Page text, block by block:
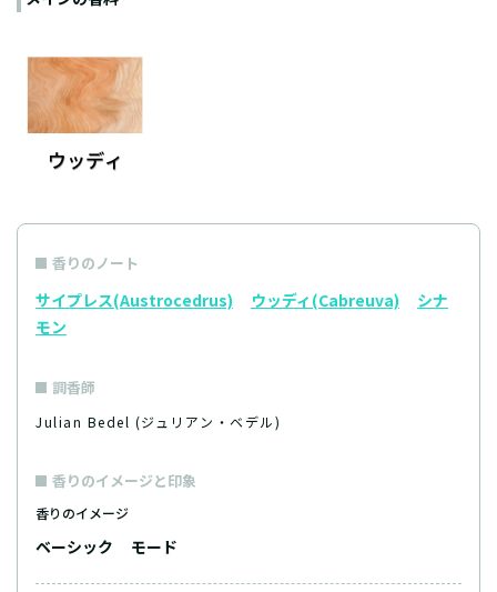
香りのノート
サイプレス(Austrocedrus) ウッディ(Cabreuva)
シナ
モン
調香師
Julian Bedel (ジュリアン・ベデル)
香りのイメージと印象
香りのイメージ
ベーシック モード